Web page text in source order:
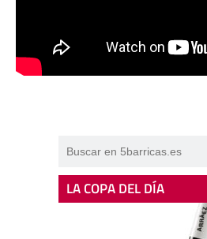
LA COPA DEL DÍA